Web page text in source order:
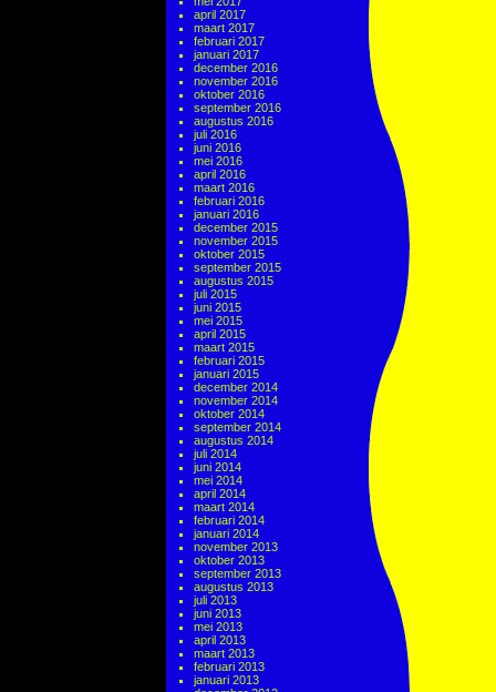
april 2017
maart 2017
februari 2017
januari 2017
december 2016
november 2016
oktober 2016
september 2016
augustus 2016
juli 2016
juni 2016
mei 2016
april 2016
maart 2016
februari 2016
januari 2016
december 2015
november 2015
oktober 2015
september 2015
augustus 2015
juli 2015
juni 2015
mei 2015
april 2015
maart 2015
februari 2015
januari 2015
december 2014
november 2014
oktober 2014
september 2014
augustus 2014
juli 2014
juni 2014
mei 2014
april 2014
maart 2014
februari 2014
januari 2014
november 2013
oktober 2013
september 2013
augustus 2013
juli 2013
juni 2013
mei 2013
april 2013
maart 2013
februari 2013
januari 2013